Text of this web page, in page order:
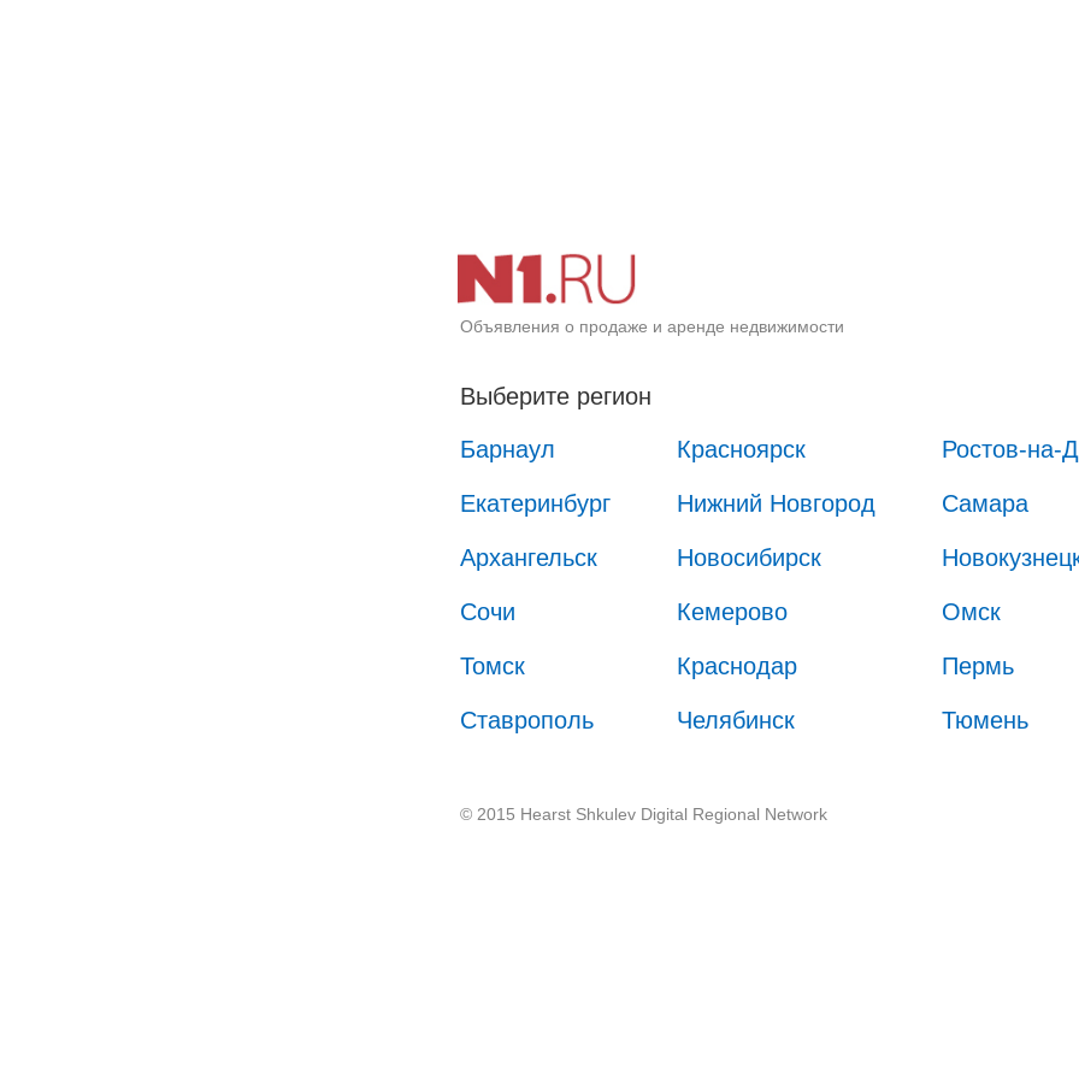
Объявления о продаже и аренде недвижимости
Выберите регион
Барнаул
Красноярск Ростов-на-
Екатеринбург Нижний Новгород Самара
Архангельск Новосибирск
Сочи Кемерово Омск
Томск Краснодар Пермь
Ставрополь Челябинск Тюмень
© 2015 Hearst Shkulev Digital Regional Network